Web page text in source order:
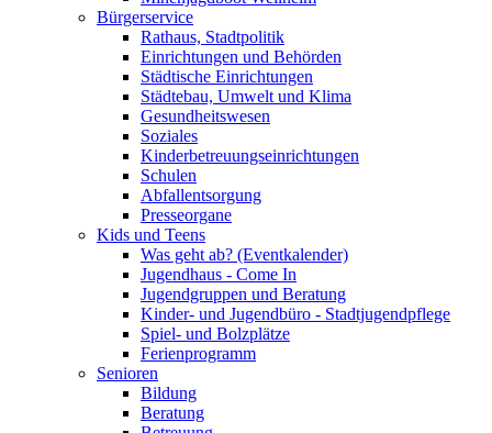
Bürgerservice
Rathaus, Stadtpolitik
Einrichtungen und Behörden
Städtische Einrichtungen
Städtebau, Umwelt und Klima
Gesundheitswesen
Soziales
Kinderbetreuungseinrichtungen
Schulen
Abfallentsorgung
Presseorgane
Kids und Teens
Was geht ab? (Eventkalender)
Jugendhaus - Come In
Jugendgruppen und Beratung
Kinder- und Jugendbüro - Stadtjugendpflege
Spiel- und Bolzplätze
Ferienprogramm
Senioren
Bildung
Beratung